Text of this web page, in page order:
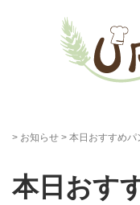
> お知らせ > 本日おすすめパ
本日おす